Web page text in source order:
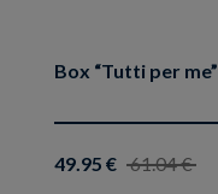
Box “Tutti per me”
49.95 € 61.04 €